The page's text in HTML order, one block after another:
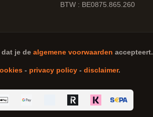
BTW : BE0875.865.260
je de algemene voorwaarden accepteert.
- privacy policy- disclaimer.